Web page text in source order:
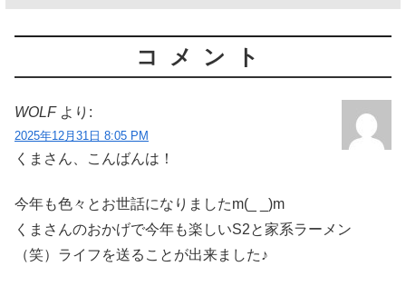
コメント
WOLF より:
2025年12月31日 8:05 PM
くまさん、こんばんは！
今年も色々とお世話になりましたm(_ _)m
くまさんのおかげで今年も楽しいS2と家系ラーメン
（笑）ライフを送ることが出来ました♪